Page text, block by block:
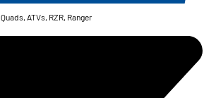
Quads, ATVs, RZR, Ranger